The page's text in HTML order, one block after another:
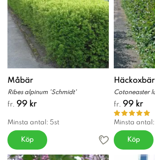
Måbär
Ribes alpinum 'Schmidt'
fr. 99 kr
Minsta antal: 5st
Köp
Häckoxbär
Cotoneaster
fr. 99 kr
Minsta
Köp